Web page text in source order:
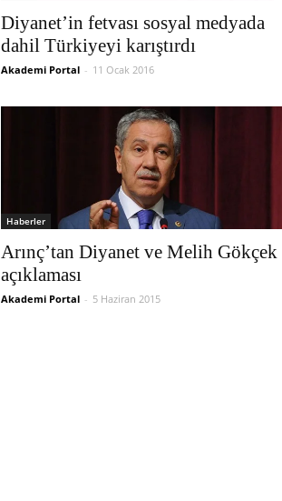
Diyanet’in fetvası sosyal medyada
dahil Türkiyeyi karıştırdı
Akademi Portal - 11 Ocak 2016
Haberler
Arınç’tan Diyanet ve Melih Gökçek
açıklaması
Akademi Portal - 5 Haziran 2015